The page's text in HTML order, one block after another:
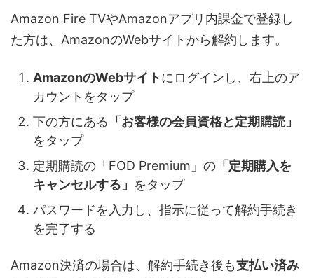
Amazon Fire TVやAmazonアプリ内課金で登録し
た方は、AmazonのWebサイトから解約します。
AmazonのWebサイトにログインし、右上のア
カウントをタップ
下の方にある 「お客様の会員資格と定期購読」
をタップ
定期購読の「FOD Premium」の 「定期購入を
キャンセルする」 をタップ
パスワードを入力し、指示に従って解約手続き
を完了する
Amazon決済の場合は、解約手続き後も支払い済み